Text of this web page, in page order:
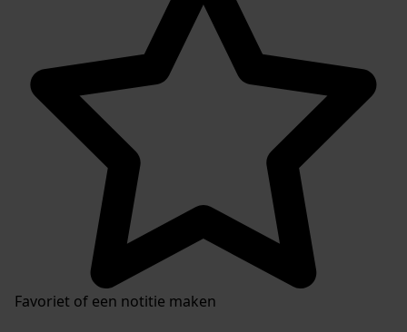
Favoriet of een notitie maken